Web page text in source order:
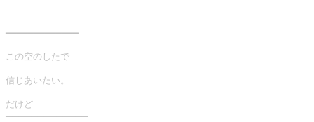
━━━━━━━━━━━━━
この空のしたで
─────────────
信じあいたい。
─────────────
だけど
─────────────